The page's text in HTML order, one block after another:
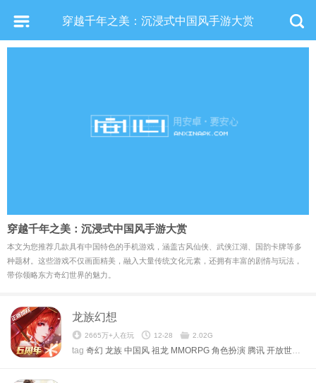
穿越千年之美：沉浸式中国风手游大赏
穿越千年之美：沉浸式中国风手游大赏
本文为您推荐几款具有中国特色的手机游戏，涵盖古风仙侠、武侠江湖、国韵卡牌等多
种题材。这些游戏不仅画面精美，融入大量传统文化元素，还拥有丰富的剧情与玩法，
带你领略东方奇幻世界的魅力。
龙族幻想
2665万+人在玩 12-28 2.02G
tag 奇幻 龙族 中国风 祖龙 MMORPG 角色扮演 腾讯 开放世界